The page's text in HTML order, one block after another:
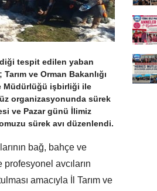
tespit edilen yaban
ve Orman Bakanlığı
Müdürlüğü işbirliği ile
organizasyonunda sürek
ve Pazar günü İlimiz
sürek avı düzenlendi.
bağ, bahçe ve
avcıların
amacıyla İl Tarım ve